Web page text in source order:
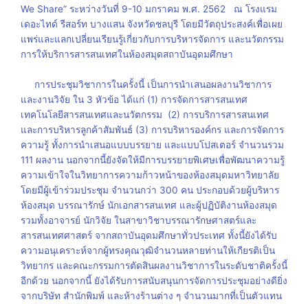
We Share” ระหว่างวันที่ 9-10 มกราคม พ.ศ. 2562 ณ โรงแรม
เดอะไทด์ รีสอร์ท บางแสน จังหวัดชลบุรี โดยมีวัตถุประสงค์เพื่อเผย
แพร่และแลกเปลี่ยนเรียนรู้เกี่ยวกับการบริหารจัดการ และนวัตกรรม
การให้บริการสารสนเทศในห้องสมุดสถาบันอุดมศึกษา
การประชุมวิชาการในครั้งนี้ เป็นการนำเสนอผลงานวิชาการ
และงานวิจัย ใน 3 หัวข้อ ได้แก่ (1) การจัดการสารสนเทศ
เทคโนโลยีสารสนเทศและนวัตกรรม (2) การบริการสารสนเทศ
และการบริหารลูกค้าสัมพันธ์ (3) การบริหารองค์กร และการจัดการ
ความรู้ ทั้งการนำเสนอแบบบรรยาย และแบบโปสเตอร์ จำนวนรวม
111 ผลงาน นอกจากนี้ยังจัดให้มีการบรรยายพิเศษเพื่อพัฒนาความรู้
ความเข้าใจในวิทยาการความก้าวหน้าของห้องสมุดมหาวิทยาลัย
โดยมีผู้เข้าร่วมประชุม จำนวนกว่า 300 คน ประกอบด้วยผู้บริหาร
ห้องสมุด บรรณารักษ์ นักเอกสารสนเทศ และผู้ปฏิบัติงานห้องสมุด
รวมทั้งอาจารย์ นักวิจัย ในสาขาวิชาบรรณารักษศาสตร์และ
สารสนเทศศาสตร์ จากสถาบันอุดมศึกษาทั่วประเทศ ทั้งนี้ยังได้รับ
ความอนุเคราะห์จากผู้ทรงคุณวุฒิจำนวนหลายท่านให้เกียรติเป็น
วิทยากร และคณะกรรมการตัดสินผลงานวิชาการในระดับชาติครั้งนี้
อีกด้วย นอกจากนี้ ยังได้รับการสนับสนุนการจัดการประชุมอย่างดียิ่ง
จากบริษัท สำนักพิมพ์ และห้างร้านต่าง ๆ จำนวนมากที่เป็นตัวแทน